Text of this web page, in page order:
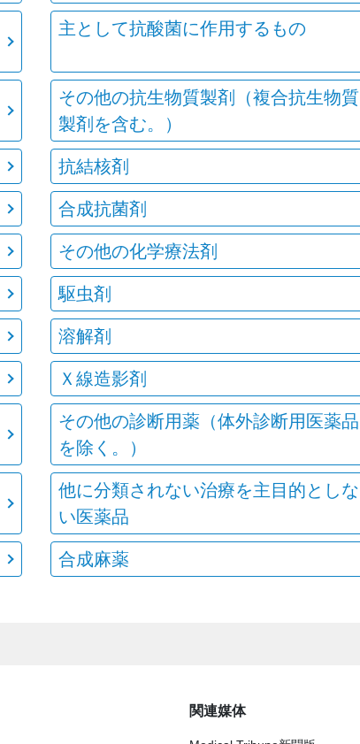
主として抗酸菌に作用するもの
その他の抗生物質製剤（複合抗生物質
製剤を含む。）
抗結核剤
合成抗菌剤
その他の化学療法剤
駆虫剤
溶解剤
Ｘ線造影剤
その他の診断用薬（体外診断用医薬品
を除く。）
他に分類されない治療を主目的としな
い医薬品
合成麻薬
関連媒体